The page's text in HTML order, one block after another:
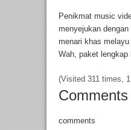
Penikmat music
menyejukan
menari khas
Wah, paket
(Visited 311 times,
Comments
comments